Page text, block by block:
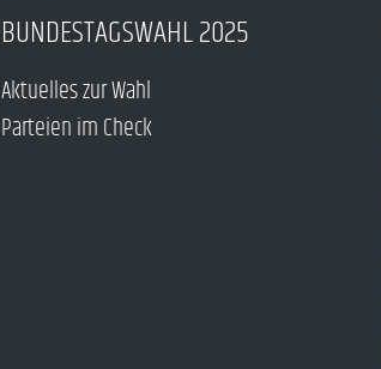
BUNDESTAGSWAHL 2025
Aktuelles zur Wahl
Parteien im Check